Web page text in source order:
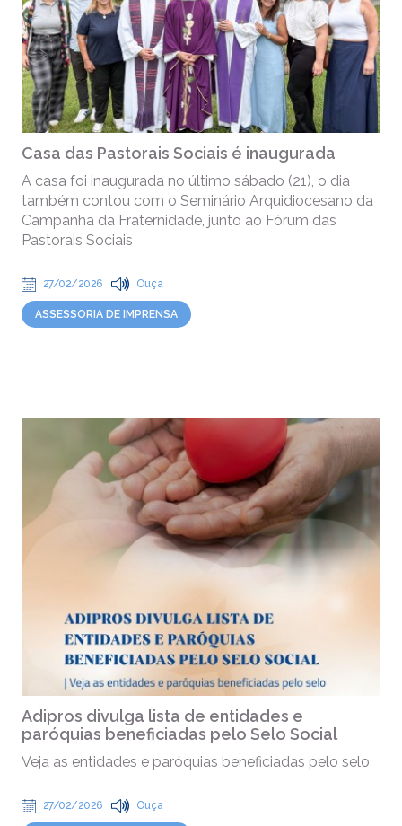
Casa das Pastorais Sociais é inaugurada
A casa foi inaugurada no último sábado (21), o dia
também contou com o Seminário Arquidiocesano da
Campanha da Fraternidade, junto ao Fórum das
Pastorais Sociais
27/02/2026 Ouça
ASSESSORIA DE IMPRENSA
Adipros divulga lista de entidades e
paróquias beneficiadas pelo Selo Social
Veja as entidades e paróquias beneficiadas pelo selo
27/02/2026 Ouça